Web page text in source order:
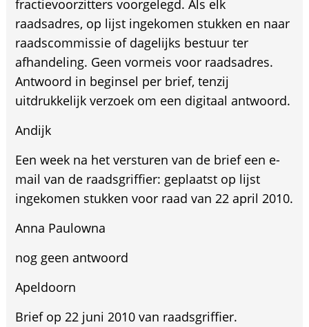
fractievoorzitters voorgelegd. Als elk
raadsadres, op lijst ingekomen stukken en naar
raadscommissie of dagelijks bestuur ter
afhandeling. Geen vormeis voor raadsadres.
Antwoord in beginsel per brief, tenzij
uitdrukkelijk verzoek om een digitaal antwoord.
Andijk
Een week na het versturen van de brief een e-
mail van de raadsgriffier: geplaatst op lijst
ingekomen stukken voor raad van 22 april 2010.
Anna Paulowna
nog geen antwoord
Apeldoorn
Brief op 22 juni 2010 van raadsgriffier.